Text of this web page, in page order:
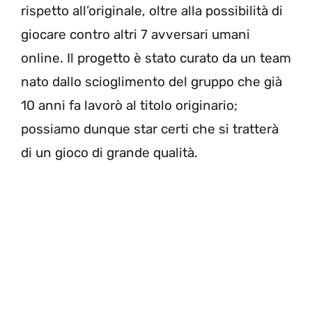
rispetto all’originale, oltre alla possibilità di
giocare contro altri 7 avversari umani
online. Il progetto è stato curato da un team
nato dallo scioglimento del gruppo che già
10 anni fa lavorò al titolo originario;
possiamo dunque star certi che si tratterà
di un gioco di grande qualità.